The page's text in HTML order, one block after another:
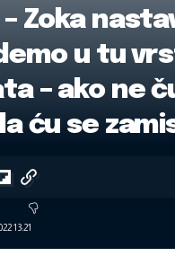
Zoka
u tu
– ako ne
ću se
13:21